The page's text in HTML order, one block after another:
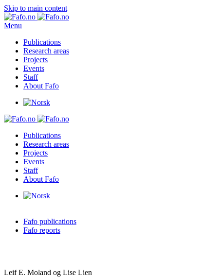
Skip to main content
Menu
Publications
Research areas
Projects
Events
Staff
About Fafo
Publications
Research areas
Projects
Events
Staff
About Fafo
Fafo publications
Fafo reports
Leif E. Moland og Lise Lien